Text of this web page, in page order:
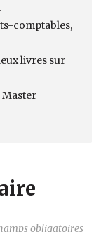
comptables,
livres sur
Master
obligatoires